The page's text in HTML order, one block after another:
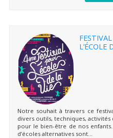
L’ÉCOLE
Notre souhait à travers ce
divers outils, techniques,
pour le bien-être de nos
d’écoles alternatives sont...